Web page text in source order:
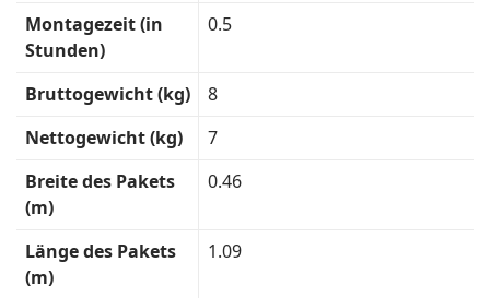
Montagezeit (in
Stunden)
0.5
Bruttogewicht (kg)
8
Nettogewicht (kg)
7
Breite des Pakets
(m)
0.46
Länge des Pakets
(m)
1.09